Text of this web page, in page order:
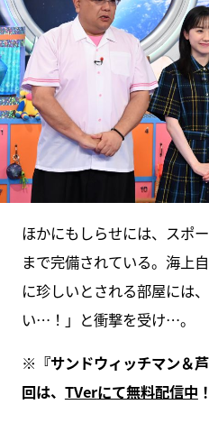
ほかにもしらせには、スポ
まで完備されている。海上
に珍しいとされる部屋には
い…！」と衝撃を受け…。
※『サンドウィッチマン＆
回は、 TVerにて無料配信中